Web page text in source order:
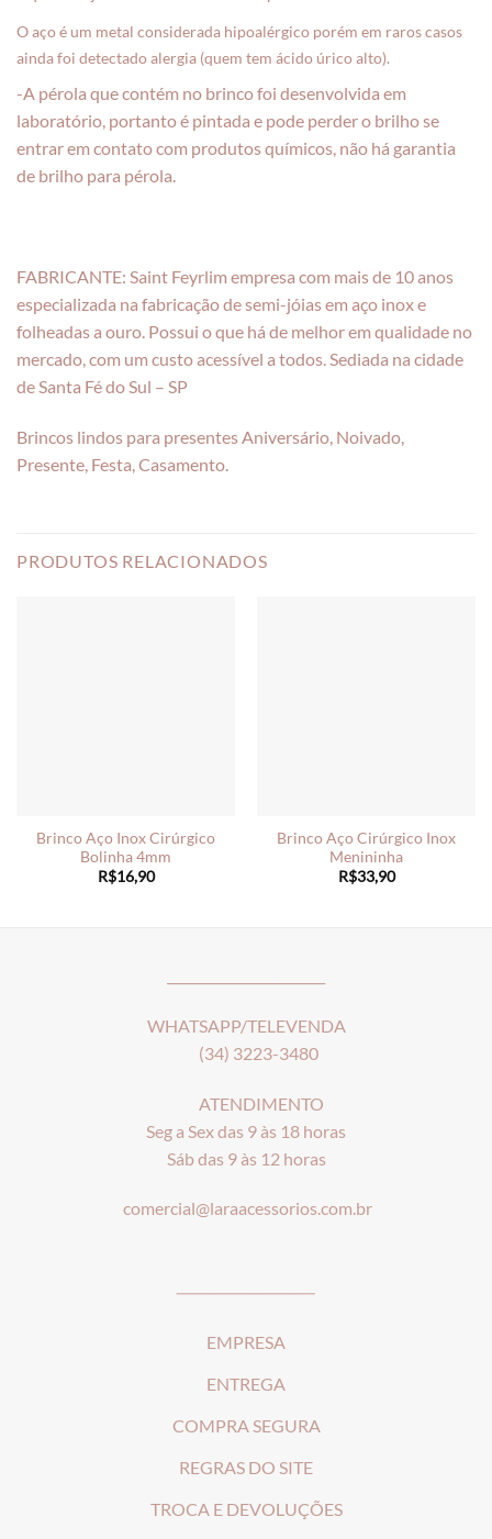
O aço é um metal considerada hipoalérgico porém em raros casos
ainda foi detectado alergia (quem tem ácido úrico alto).
-A pérola que contém no brinco foi desenvolvida em
laboratório, portanto é pintada e pode perder o brilho se
entrar em contato com produtos químicos, não há garantia
de brilho para pérola.
FABRICANTE: Saint Feyrlim empresa com mais de 10 anos
especializada na fabricação de semi-jóias em aço inox e
folheadas a ouro. Possui o que há de melhor em qualidade no
mercado, com um custo acessível a todos. Sediada na cidade
de Santa Fé do Sul – SP
Brincos lindos para presentes Aniversário, Noivado,
Presente, Festa, Casamento.
PRODUTOS RELACIONADOS
Brinco Aço Inox Cirúrgico
Bolinha 4mm
R$16,90
Brinco Aço Cirúrgico Inox
Menininha
R$33,90
WHATSAPP/TELEVENDA
(34) 3223-3480
ATENDIMENTO
Seg a Sex das 9 às 18 horas
Sáb das 9 às 12 horas
comercial@laraacessorios.com.br
EMPRESA
ENTREGA
COMPRA SEGURA
REGRAS DO SITE
TROCA E DEVOLUÇÕES